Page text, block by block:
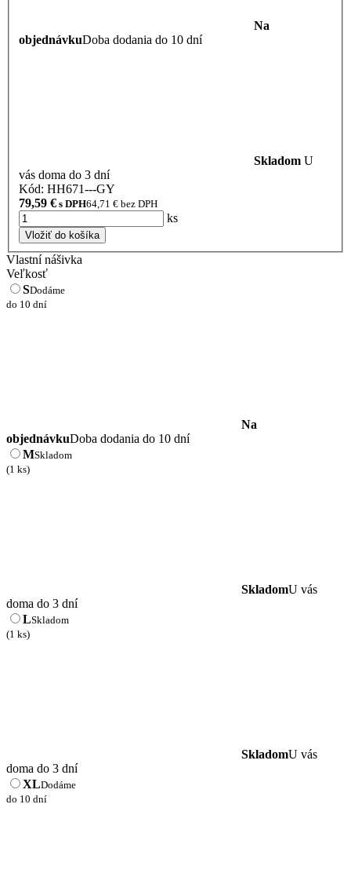
Na
objednávkuDoba dodania do 10 dní
Skladom U
vás doma do 3 dní
Kód: HH671---GY
79,59 € s DPH64,71 € bez DPH
ks
Vložiť do košíka
Vlastní nášivka
Veľkosť
SDodáme
do 10 dní
Na
objednávkuDoba dodania do 10 dní
MSkladom
(1 ks)
SkladomU vás
doma do 3 dní
LSkladom
(1 ks)
SkladomU vás
doma do 3 dní
XLDodáme
do 10 dní